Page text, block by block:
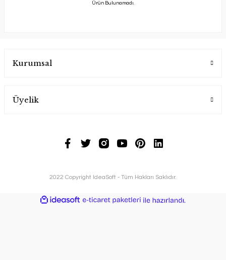
Ürün Bulunamadı.
Kurumsal
Üyelik
2022 Copyright IdeaSoft - Tüm Hakları Saklıdır.
ideasoft
e-